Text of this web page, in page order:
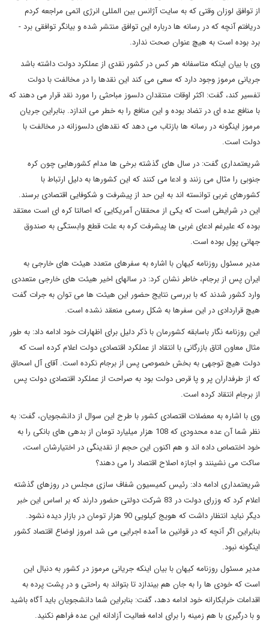
از توافق لوزان وقتی که به سایت آژانس بین المللی انرژی اتمی مراجعه کردم
دریافتم آنچه که در رسانه ها درباره این توافق منتشر شده و بیانگر توافقی برد -
برد بوده است به هیچ عنوان صحت ندارد.
وی با بیان اینکه متاسفانه هر کس در کشور نقدی از عملکرد دولت داشته باشد
جریانی مرموز وجود دارد که سعی می کند این نقدها را در مخالفت با دولت
تفسیر کند، گفت: اکثر اوقات منتقدان دلسوز مباحثی را مورد نقد قرار می دهند که
با منافع عده ای در تضاد بوده و این منافع را به خطر می اندازد. بنابراین جریان
مرموز اینگونه در رسانه ها بازتاب می دهد که نقدهای دلسوزانه در مخالفت با
دولت است.
شریعتمداری گفت: در سال های گذشته برخی ها مدام کشورهایی چون کره
جنوبی را مثال می زنند و ادعا می کنند که این کشورها به دلیل ارتباط با
کشورهای غربی توانسته اند به این حد از پیشرفت و شکوفایی اقتصادی برسند.
این در شرایطی است که یکی از محققان آمریکایی که اصالتا کره ای است معتقد
بوده که علیرغم ادعای غربی ها پیشرفت کره به علت قطع وابستگی به صندوق
جهانی پول بوده است.
مدیر مسئول روزنامه کیهان با اشاره به سفرهای متعدد هیئت های خارجی به
ایران پس از برجام، خاطر نشان کرد: در سالهای اخیر هیئت های خارجی متعددی
وارد کشور شدند که با بررسی نتایج حضور این هیئت ها می توان به جرات گفت
هیچ قراردادی در این سفرها به شکل رسمی منعقد نشده است.
این روزنامه نگار باسابقه کشورمان با ذکر دلیل برای اظهارات خود ادامه داد: به طور
مثال معاون اتاق بازرگانی با انتقاد از عملکرد اقتصادی دولت اعلام کرده است که
دولت هیچ توجهی به بخش خصوصی پس از برجام نکرده است. آقای آل اسحاق
که از طرفداران پر و پا قرص دولت بود به صراحت از عملکرد اقتصادی دولت پس
از برجام انتقاد کرده است.
وی با اشاره به معضلات اقتصادی کشور با طرح این سوال از دانشجویان، گفت: به
نظر شما آن عده محدودی که 108 هزار میلیارد تومان از بدهی های بانکی را به
خود اختصاص داده اند و هم اکنون این حجم از نقدینگی در اختیارشان است،
ساکت می نشینند و اجازه اصلاح اقتصاد را می دهند؟
شریعتمداری ادامه داد: رئیس کمیسیون شفاف سازی مجلس در روزهای گذشته
اعلام کرد که وزرای دولت در 83 شرکت دولتی حضور دارند که بر اساس این خبر
دیگر نباید انتظار داشت که هویج کیلویی 90 هزار تومان در بازار دیده نشود.
بنابراین اگر آنچه که در قوانین ما آمده اجرایی می شد امروز اوضاع اقتصاد کشور
اینگونه نبود.
مدیر مسئول روزنامه کیهان با بیان اینکه جریانی مرموز در کشور به دنبال این
است که خودی ها را به جان هم بیندازد تا بتواند به راحتی و در پشت پرده به
اقدامات خرابکارانه خود ادامه دهد، گفت: بنابراین شما دانشجویان باید آگاه باشید
و با درگیری با هم زمینه را برای ادامه فعالیت آزادانه این عده فراهم نکنید.